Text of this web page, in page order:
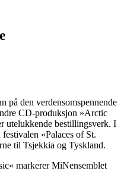
på den verdensomspennende
CD-produksjon »Arctic
utelukkende bestillingsverk. I
«Palaces of St.
til Tsjekkia og Tyskland.
markerer MiNensemblet